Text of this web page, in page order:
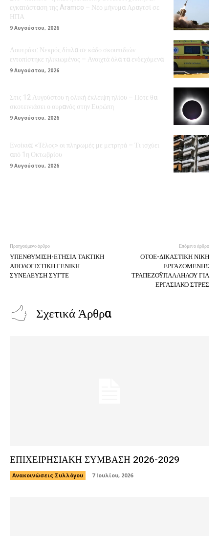
εγκατάσταση της Aramco – Νέο μήνυμα Αραγτσί σε
ΗΠΑ
9 Αυγούστου, 2026
Λουτράκι: Νεκρός δίπλα σε κάδο σκουπιδιών
εντοπίστηκε ηλικιωμένος – Ανοιχτά όλα τα ενδεχόμενα
9 Αυγούστου, 2026
Στις 12 Αυγούστου η ολική έκλειψη ηλίου – Πότε θα
σκοτεινιάσει ο ουρανός στην Ευρώπη
9 Αυγούστου, 2026
Ενοίκια: «Τέλος» οι πληρωμές με μετρητά – Τι ισχύει
από 1η Οκτωβρίου
9 Αυγούστου, 2026
Προηγούμενο άρθρο
ΥΠΕΝΘΥΜΙΣΗ-ΕΤΗΣΙΑ ΤΑΚΤΙΚΗ
ΑΠΟΛΟΓΙΣΤΙΚΗ ΓΕΝΙΚΗ
ΣΥΝΕΛΕΥΣΗ ΣΥΓΤΕ
Επόμενο άρθρο
ΟΤΟΕ-ΔΙΚΑΣΤΙΚΗ ΝΙΚΗ
ΕΡΓΑΖΟΜΕΝΗΣ
ΤΡΑΠΕΖΟΫΠΑΛΛΗΛΟΥ ΓΙΑ
ΕΡΓΑΣΙΑΚΟ ΣΤΡΕΣ
Σχετικά Άρθρα
ΕΠΙΧΕΙΡΗΣΙΑΚΗ ΣΥΜΒΑΣΗ 2026-2029
Ανακοινώσεις Συλλόγου 7 Ιουλίου, 2026